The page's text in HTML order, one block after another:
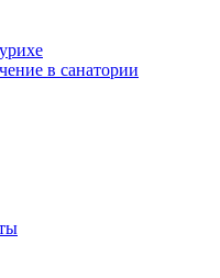
в санатории